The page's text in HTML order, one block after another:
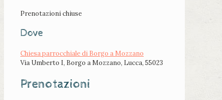
Prenotazioni chiuse
Dove
Chiesa parrocchiale di Borgo a Mozzano
Via Umberto I, Borgo a Mozzano, Lucca, 55023
Prenotazioni